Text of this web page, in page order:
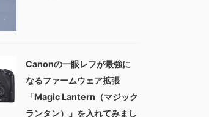
Canonの一眼レフが最強に
なるファームウェア拡張
「Magic Lantern（マジック
ランタン）」を入れてみまし